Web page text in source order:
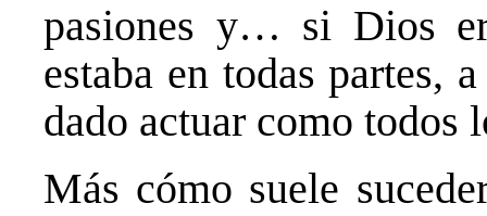
pasiones y… si Dios
estaba en todas partes,
dado actuar como todos
Más cómo suele